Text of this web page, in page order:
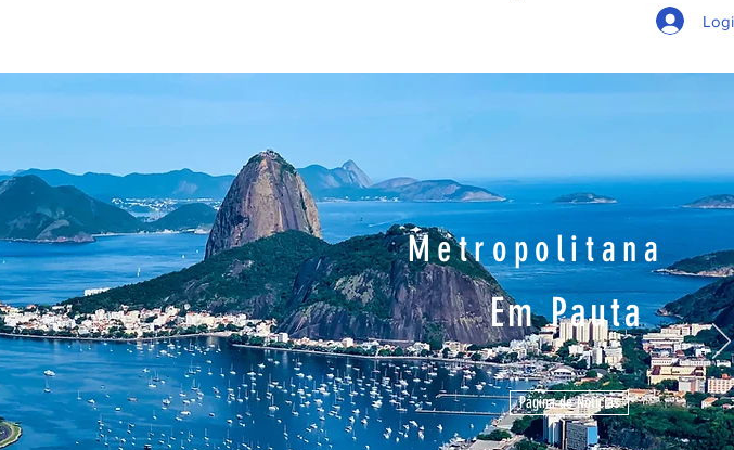
Metropolitana
Em Pauta
Página de Notícias